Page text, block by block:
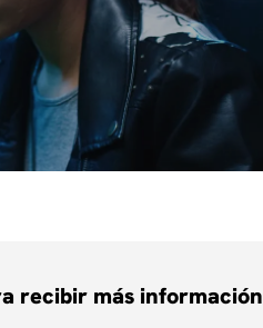
recibir más información